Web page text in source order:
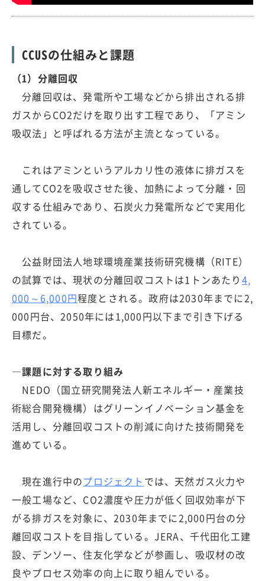
CCUSの仕組みと課題
（1）分離回収
分離回収は、発電所や工場などから排出される排
ガスからCO2だけを取り出す工程であり、「アミン
吸収法」と呼ばれる方法が主流となっている。
これはアミンというアルカリ性の液体に排ガスを
通してCO2を吸収させた後、加熱によって分離・回
収する仕組みであり、石炭火力発電所などで実用化
されている。
公益財団法人地球環境産業技術研究機構（RITE）
の試算では、現状の分離回収コストは1トンあたり 4,
000～6,000円程度とされる。政府は2030年までに2,
000円台、2050年には1,000円以下まで引き下げる
目標だ。
―課題に対する取り組み
NEDO（国立研究開発法人新エネルギー・産業技
術総合開発機構）はグリーンイノベーション基金を
活用し、分離回収コストの削減に向けた技術開発を
進めている。
現在進行中のプロジェクト では、天然ガス火力や
一般工場など、CO2濃度や圧力が低く回収効率が下
がる排ガスを対象に、2030年までに2,000円台の分
離回収コストを目指している。JERA、千代田化工建
設、デンソー、住友化学などが参画し、吸収材の改
良やプロセス効率の向上に取り組んでいる。